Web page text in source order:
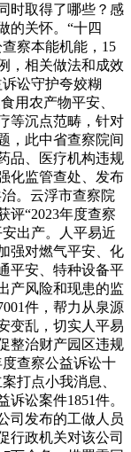
时取得了哪些？感
的关怀。“十四
察本能机能，15
，相关做法和成效
讼守护夸姣糊
用农产物平安、
等沉点范畴，针对
，此中省查察院间
品、医疗机构违规
化监管查处、发布
。云浮市查察院
评“2023年度查察
出产。人平易近
强对燃气平安、化
平安、特种设备平
产风险和现患的监
件，帮力从泉源
变乱，切实人平易
整治财产园区违规
查察公益诉讼十
打点小我消息、
讼案件1851件。
司发布的工做人员
行政机关对该公司